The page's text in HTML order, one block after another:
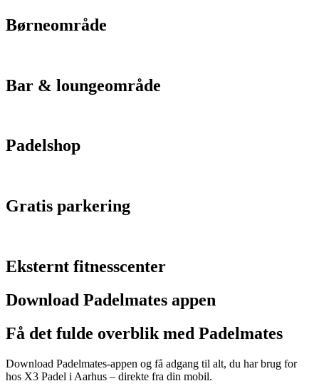
Børneområde
Bar & loungeområde
Padelshop
Gratis parkering
Eksternt fitnesscenter
Download Padelmates appen
Få det fulde overblik med Padelmates
Download Padelmates-appen og få adgang til alt, du har brug for
hos X3 Padel i Aarhus – direkte fra din mobil.